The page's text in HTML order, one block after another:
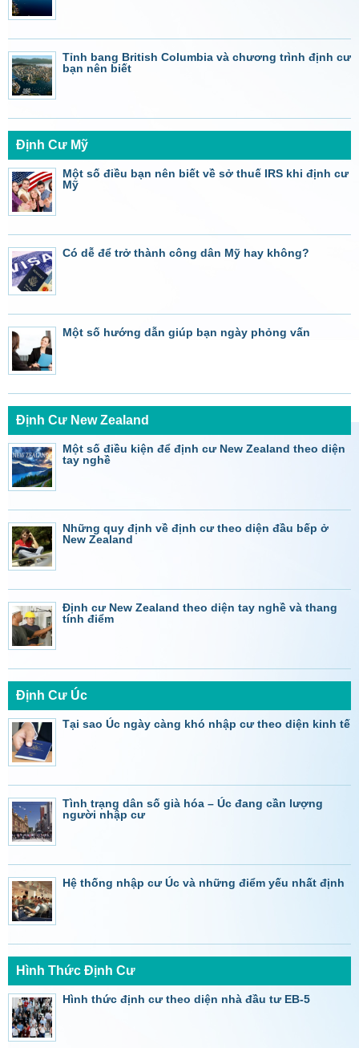
Tỉnh bang British Columbia và chương trình định cư
bạn nên biết
Định Cư Mỹ
Một số điều bạn nên biết về sở thuế IRS khi định cư
Mỹ
Có dễ để trở thành công dân Mỹ hay không?
Một số hướng dẫn giúp bạn ngày phỏng vấn
Định Cư New Zealand
Một số điều kiện để định cư New Zealand theo diện
tay nghề
Những quy định về định cư theo diện đầu bếp ở
New Zealand
Định cư New Zealand theo diện tay nghề và thang
tính điểm
Định Cư Úc
Tại sao Úc ngày càng khó nhập cư theo diện kinh tế
Tình trạng dân số già hóa – Úc đang cần lượng
người nhập cư
Hệ thống nhập cư Úc và những điểm yếu nhất định
Hình Thức Định Cư
Hình thức định cư theo diện nhà đầu tư EB-5